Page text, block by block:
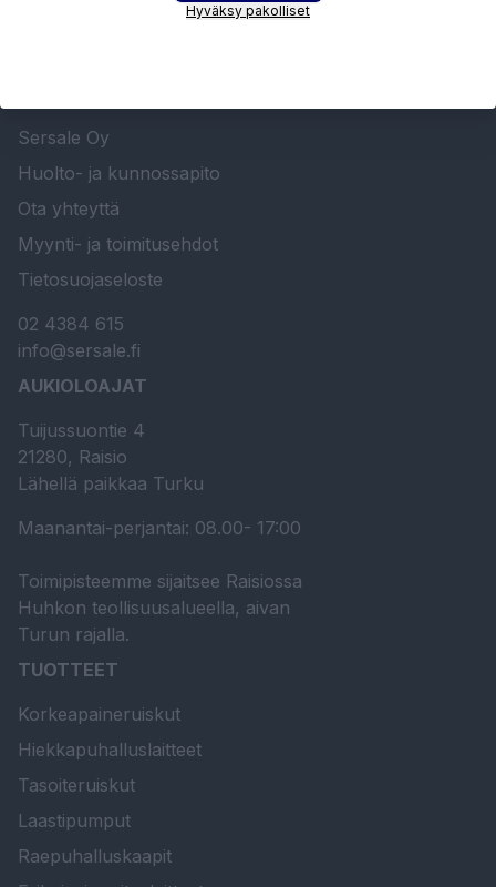
Sersale Oy
Huolto- ja kunnossapito
Ota yhteyttä
Myynti- ja toimitusehdot
Tietosuojaseloste
02 4384 615
info@sersale.fi
AUKIOLOAJAT
Tuijussuontie 4
21280, Raisio
Lähellä paikkaa Turku
Maanantai-perjantai: 08.00- 17:00
Toimipisteemme sijaitsee Raisiossa
Huhkon teollisuusalueella, aivan
Turun rajalla.
TUOTTEET
Korkeapaineruiskut
Hiekkapuhalluslaitteet
Tasoiteruiskut
Laastipumput
Raepuhalluskaapit
Hyväksy pakolliset